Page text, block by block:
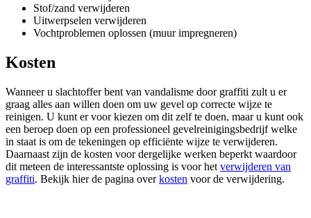
Stof/zand verwijderen
Uitwerpselen verwijderen
Vochtproblemen oplossen (muur impregneren)
Kosten
Wanneer u slachtoffer bent van vandalisme door graffiti zult u er
graag alles aan willen doen om uw gevel op correcte wijze te
reinigen. U kunt er voor kiezen om dit zelf te doen, maar u kunt ook
een beroep doen op een professioneel gevelreinigingsbedrijf welke
in staat is om de tekeningen op efficiënte wijze te verwijderen.
Daarnaast zijn de kosten voor dergelijke werken beperkt waardoor
dit meteen de interessantste oplossing is voor het verwijderen van
graffiti. Bekijk hier de pagina overkosten voor de verwijdering.